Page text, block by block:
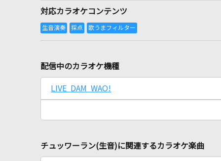
対応カラオケコンテンツ
配信中のカラオケ機種
LIVE DAM WAO!
チュッワーラン(生音)に関連するカラオケ楽曲